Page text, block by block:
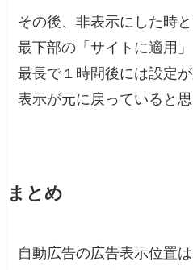
その後、非表示にした時
最下部の「サイトに適用
最長で１時間後には設定
表示が元に戻っていると思
まとめ
自動広告の広告表示位置